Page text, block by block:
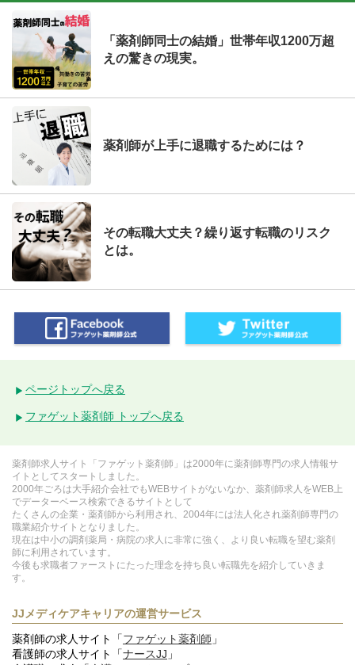
「薬剤師同士の結婚」世帯年収1200万超
えの驚きの現実。
薬剤師が上手に退職するためには？
その転職大丈夫？繰り返す転職のリスク
とは。
ページトップへ戻る
ファゲット薬剤師 トップへ戻る
薬剤師求人サイト「ファゲット薬剤師」は2000年に薬剤師専門の求人情報サ
イトとしてスタートしました。
2000年ごろは大手紹介会社でもWEBサイトがないなか、薬剤師求人をWEB上
でデーターベース検索できるサイトとして
たくさんの企業・薬剤師から利用され、2004年には法人化され薬剤師専門の
職業紹介サイトとなりました。
現在は中小の調剤薬局・病院の求人に非常に強く、より良い転職を望む薬剤
師に利用されています。
今後も求職者ファーストにたった理念を持ち良い転職先を紹介していきま
す。
JJメディケアキャリアの運営サービス
薬剤師の求人サイト「ファゲット薬剤師 」
看護師の求人サイト「ナースJJ 」